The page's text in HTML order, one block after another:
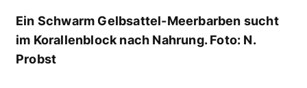
Ein Schwarm Gelbsattel-Meerbarben sucht
im Korallenblock nach Nahrung. Foto: N.
Probst